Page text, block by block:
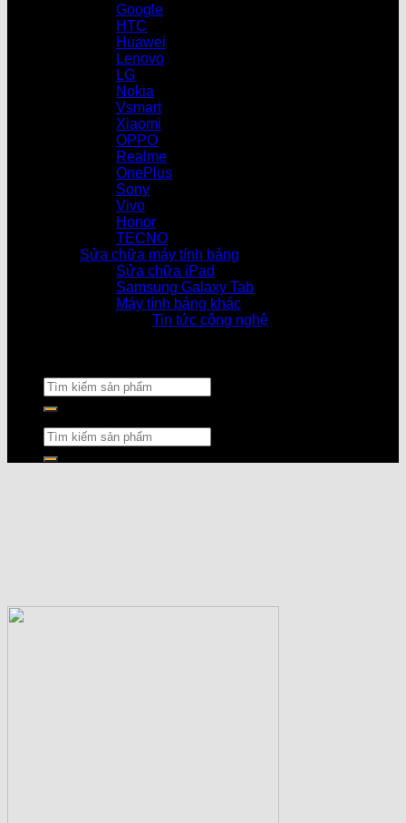
Google
HTC
Huawei
Lenovo
LG
Nokia
Vsmart
Xiaomi
OPPO
Realme
OnePlus
Sony
Vivo
Honor
TECNO
Sửa chữa máy tính bảng
Sửa chữa iPad
Samsung Galaxy Tab
Máy tính bảng khác
Tin tức công nghệ